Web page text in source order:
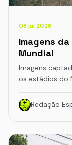
08 jul 2026
Imagens
Mundial
Imagens
os estádios do
Redação